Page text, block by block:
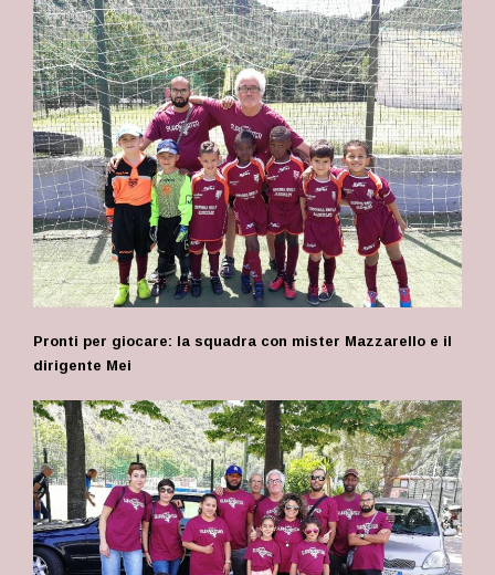
Pronti per giocare: la squadra con mister Mazzarello e il
dirigente Mei